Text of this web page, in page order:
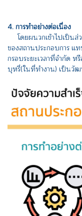
4. การทำอย่างต่อเนื่อง
โดยผนวกเข้าไปเป็น
ของสถานประกอบการ แ
กรอบระยะเวลาที่จำกัด
บุหรี่(ในที่ทำงาน) เป็นวั